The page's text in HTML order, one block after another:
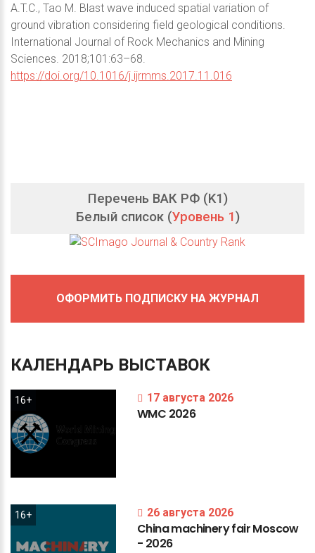
A.T.C., Tao M. Blast wave induced spatial variation of
ground vibration considering field geological conditions.
International Journal of Rock Mechanics and Mining
Sciences. 2018;101:63–68.
https://doi.org/10.1016/j.ijrmms.2017.11.016
Перечень ВАК РФ (K1)
Белый список (Уровень 1)
ОФОРМИТЬ ПОДПИСКУ НА ЖУРНАЛ
КАЛЕНДАРЬ ВЫСТАВОК
16+ 17 августа 2026
WMC 2026
16+ 26 августа 2026
ChinamachineryfairMoscow
- 2026